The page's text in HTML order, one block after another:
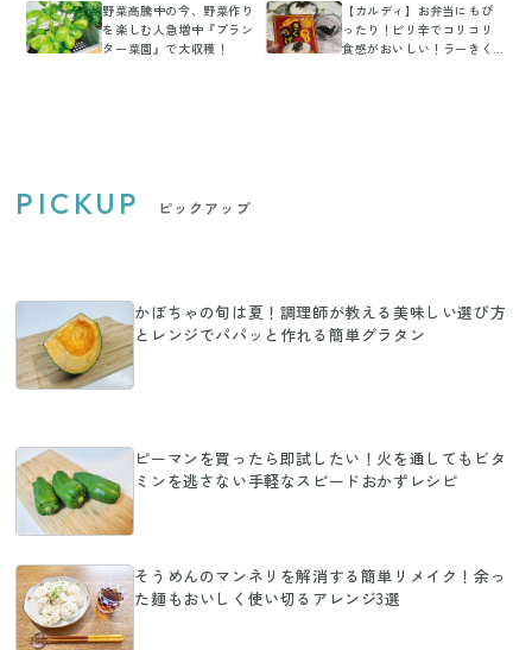
野菜高騰中の今、野菜作り
を楽しむ人急増中『プラン
ター菜園』で大収穫！
【カルディ】お弁当にもぴ
ったり！ピリ辛でコリコリ
食感がおいしい！ラーきく
PICKUP ピックアップ
かぼちゃの旬は夏！調理師が教える美味しい選び方
とレンジでパパッと作れる簡単グラタン
ピーマンを買ったら即試したい！火を通してもビタ
ミンを逃さない手軽なスピードおかずレシピ
そうめんのマンネリを解消する簡単リメイク！余っ
た麺もおいしく使い切るアレンジ3選